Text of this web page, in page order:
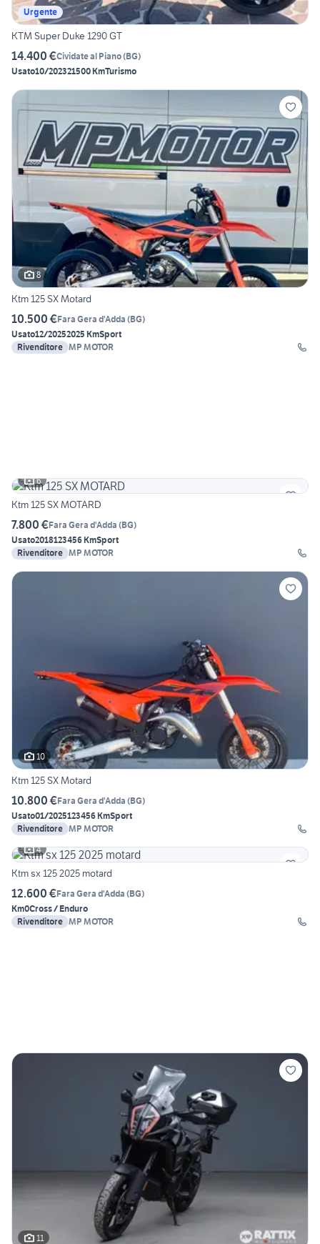
Urgente
KTM Super Duke 1290 GT
14.400 €Cividate al Piano(BG)
Usato10/202321500 KmTurismo
8
Ktm 125 SX Motard
10.500 €Fara Gera d'Adda (BG)
Usato12/20252025 KmSport
Rivenditore MP MOTOR
6
Ktm 125 SX MOTARD
7.800 €Fara Gera d'Adda (BG)
Usato2018123456 KmSport
Rivenditore MP MOTOR
10
Ktm 125 SX Motard
10.800 €Fara Gera d'Adda (BG)
Usato01/2025123456 KmSport
Rivenditore MP MOTOR
4
Ktm sx 125 2025 motard
12.600 €Fara Gera d'Adda (BG)
Km0Cross / Enduro
Rivenditore MP MOTOR
11